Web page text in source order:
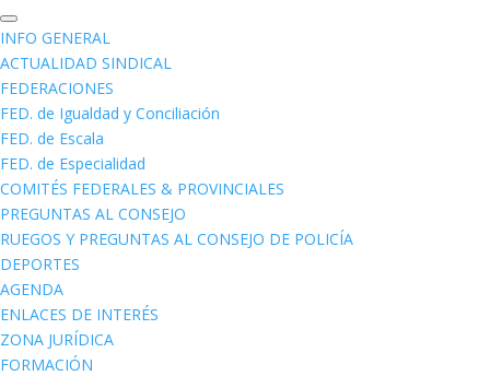
INFO GENERAL
ACTUALIDAD SINDICAL
FEDERACIONES
FED. de Igualdad y Conciliación
FED. de Escala
FED. de Especialidad
COMITÉS FEDERALES & PROVINCIALES
PREGUNTAS AL CONSEJO
RUEGOS Y PREGUNTAS AL CONSEJO DE POLICÍA
DEPORTES
AGENDA
ENLACES DE INTERÉS
ZONA JURÍDICA
FORMACIÓN